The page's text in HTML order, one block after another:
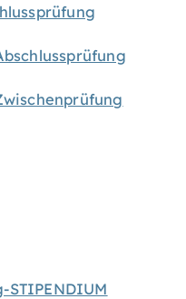
STIPENDIUM